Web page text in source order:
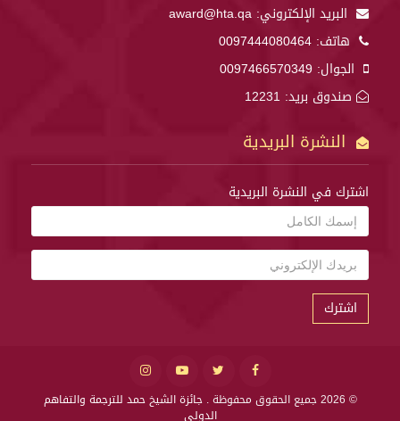
البريد الإلكتروني: award@hta.qa
هاتف: 0097444080464
الجوال: 0097466570349
صندوق بريد: 12231
النشرة البريدية
اشترك في النشرة البريدية
اشترك
© 2026 جميع الحقوق محفوظة .
جائزة الشيخ حمد للترجمة والتفاهم
الدولي